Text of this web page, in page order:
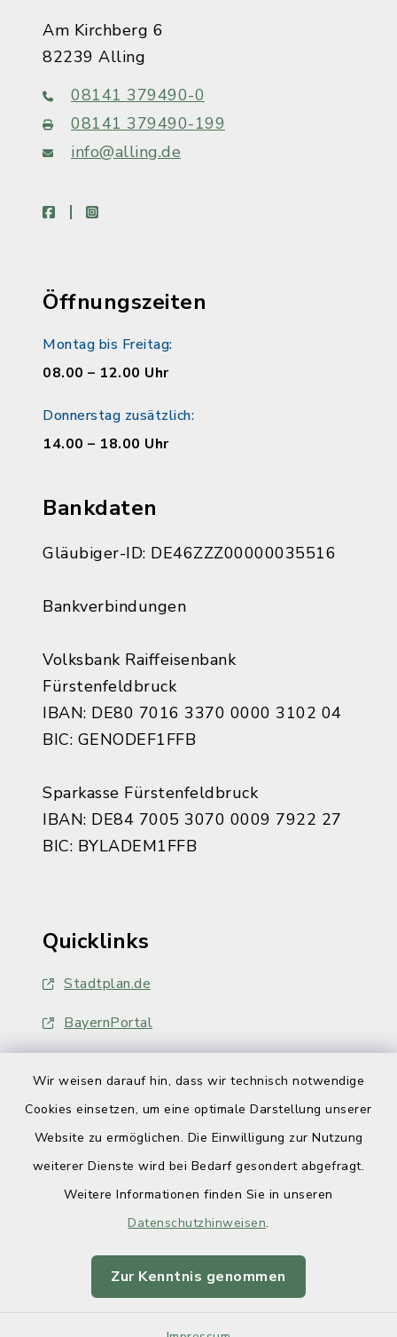
Wir weisen darauf hin, dass wir technisch notwendige
Cookies einsetzen, um eine optimale Darstellung unserer
Website zu ermöglichen. Die Einwilligung zur Nutzung
weiterer Dienste wird bei Bedarf gesondert abgefragt.
Weitere Informationen finden Sie in unseren
Datenschutzhinweisen.
Zur Kenntnis genommen
Am Kirchberg 6
82239 Alling
08141 379490-0
08141 379490-199
info@alling.de
facebookinstagram
Öffnungszeiten
Montag bis Freitag:
08.00 – 12.00 Uhr
Donnerstag zusätzlich:
14.00 – 18.00 Uhr
Bankdaten
Gläubiger-ID: DE46ZZZ00000035516
Bankverbindungen
Volksbank Raiffeisenbank
Fürstenfeldbruck
IBAN: DE80 7016 3370 0000 3102 04
BIC: GENODEF1FFB
Sparkasse Fürstenfeldbruck
IBAN: DE84 7005 3070 0009 7922 27
BIC: BYLADEM1FFB
Quicklinks
Stadtplan.de
BayernPortal
Barrierefreiheit
Impressum